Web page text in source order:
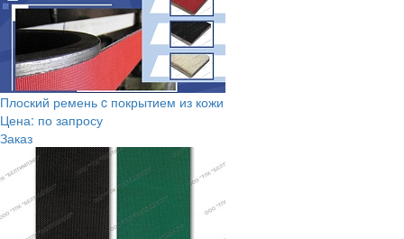
Плоский ремень c покрытием из кожи
Цена: по запросу
Заказ